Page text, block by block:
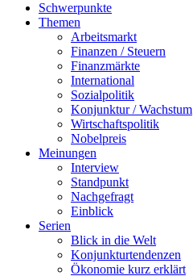
Schwerpunkte
Themen
Arbeitsmarkt
Finanzen / Steuern
Finanzmärkte
International
Sozialpolitik
Konjunktur / Wachstum
Wirtschaftspolitik
Nobelpreis
Meinungen
Interview
Standpunkt
Nachgefragt
Einblick
Serien
Blick in die Welt
Konjunkturtendenzen
Ökonomie kurz erklärt